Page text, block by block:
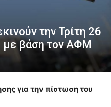
την Τρίτη 26
με βάση τον ΑΦΜ
για την πίστωση του